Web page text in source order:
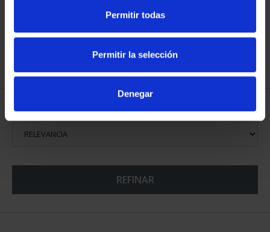
Permitir todas
Permitir la selección
Denegar
CIUDADES PATRIMONIO
73,00 €
ORDENAR POR: